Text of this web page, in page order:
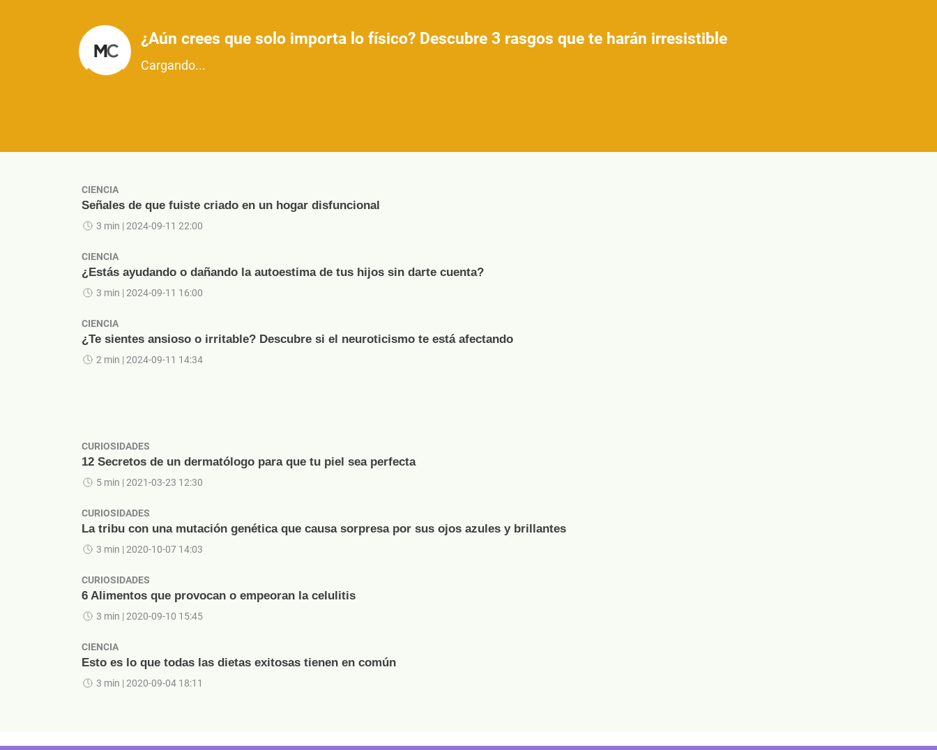
¿Aún crees que solo importa lo físico? Descubre 3 rasgos que te harán irresistible
Cargando...
CIENCIA
Señales de que fuiste criado en un hogar disfuncional
3 min | 2024-09-11 22:00
CIENCIA
¿Estás ayudando o dañando la autoestima de tus hijos sin darte cuenta?
3 min | 2024-09-11 16:00
CIENCIA
¿Te sientes ansioso o irritable? Descubre si el neuroticismo te está afectando
2 min | 2024-09-11 14:34
CURIOSIDADES
12 Secretos de un dermatólogo para que tu piel sea perfecta
5 min | 2021-03-23 12:30
CURIOSIDADES
La tribu con una mutación genética que causa sorpresa por sus ojos azules y brillantes
3 min | 2020-10-07 14:03
CURIOSIDADES
6 Alimentos que provocan o empeoran la celulitis
3 min | 2020-09-10 15:45
CIENCIA
Esto es lo que todas las dietas exitosas tienen en común
3 min | 2020-09-04 18:11